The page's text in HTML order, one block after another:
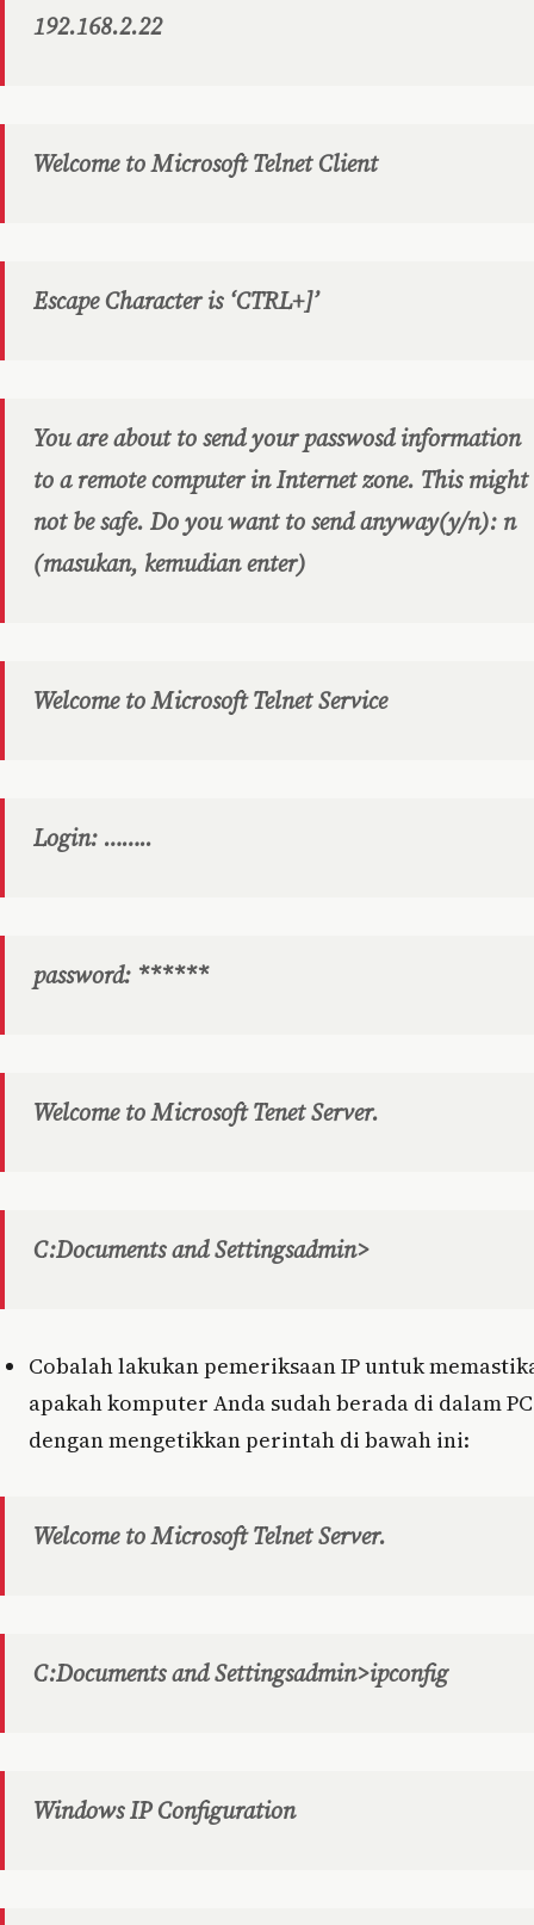
192.168.2.22
Welcome to Microsoft Telnet Client
Escape Character is ‘CTRL+]’
You are about to send your passwosd information
to a remote computer in Internet zone. This might
not be safe. Do you want to send anyway(y/n): n
(masukan, kemudian enter)
Welcome to Microsoft Telnet Service
Login: ……..
password: ******
Welcome to Microsoft Tenet Server.
C:Documents and Settingsadmin>
Cobalah lakukan pemeriksaan IP untuk
apakah komputer Anda sudah berada di dalam
dengan mengetikkan perintah di bawah ini:
Welcome to Microsoft Telnet Server.
C:Documents and Settingsadmin>ipconfig
Windows IP Configuration